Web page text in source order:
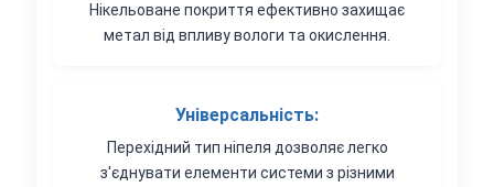
Нікельоване покриття ефективно захищає
метал від впливу вологи та окислення.
Універсальність:
Перехідний тип ніпеля дозволяє легко
з'єднувати елементи системи з різними